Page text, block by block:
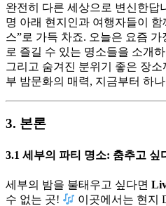
완전히 다른 세상으로 변신한답
명 아래 현지인과 여행자들이 함
스”로 가득 차죠. 오늘은 요즘
로 즐길 수 있는 명소들을 소개
그리고 숨겨진 분위기 좋은 장
부 밤문화의 매력, 지금부터 하
3. 본론
3.1 세부의 파티 명소: 춤추고 싶
세부의 밤을 불태우고 싶다면
수 없는 곳!
이곳에서는 현지